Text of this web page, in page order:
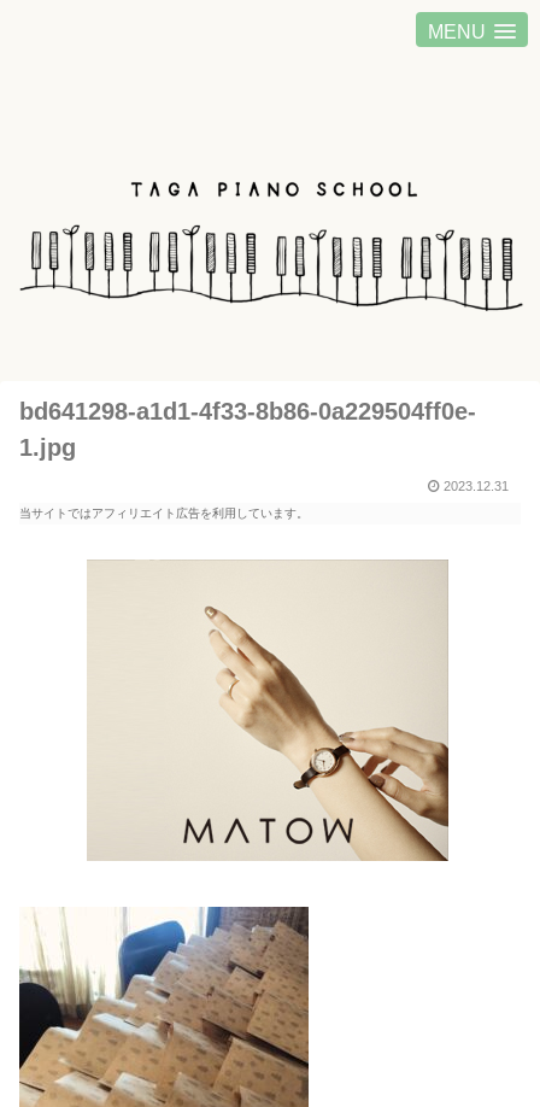
MENU
bd641298-a1d1-4f33-8b86-0a229504ff0e-
1.jpg
2023.12.31
当サイトではアフィリエイト広告を利用しています。